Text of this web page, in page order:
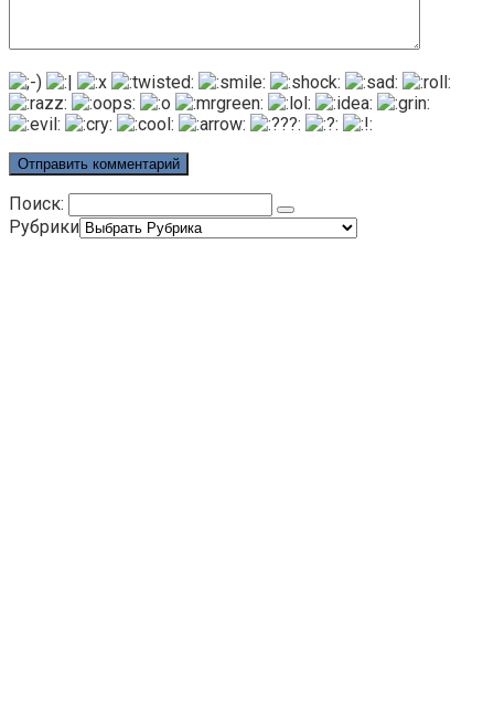
Поиск:
Рубрики